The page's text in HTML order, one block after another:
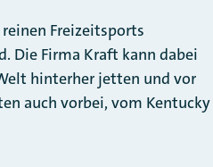
Freizeitsports
Die Firma Kraft kann dabei
hinterher jetten und vor
auch vorbei, vom Kentucky